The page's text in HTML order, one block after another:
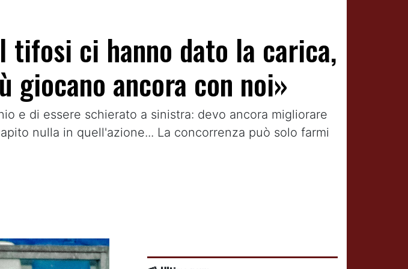
ci hanno dato la carica,
giocano ancora con noi»
e di essere schierato a sinistra: devo ancora migliorare
nulla in quell'azione... La concorrenza può solo farmi